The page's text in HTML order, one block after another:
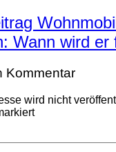
Wann wird er
Kommentar
wird nicht